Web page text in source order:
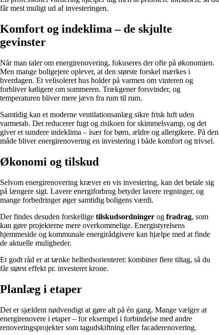
får mest muligt ud af investeringen.
Komfort og indeklima – de skjulte
gevinster
Når man taler om energirenovering, fokuseres der ofte på økonomien.
Men mange boligejere oplever, at den største forskel mærkes i
hverdagen. Et velisoleret hus holder på varmen om vinteren og
forbliver køligere om sommeren. Trækgener forsvinder, og
temperaturen bliver mere jævn fra rum til rum.
Samtidig kan et moderne ventilationsanlæg sikre frisk luft uden
varmetab. Det reducerer fugt og risikoen for skimmelsvamp, og det
giver et sundere indeklima – især for børn, ældre og allergikere. På den
måde bliver energirenovering en investering i både komfort og trivsel.
Økonomi og tilskud
Selvom energirenovering kræver en vis investering, kan det betale sig
på længere sigt. Lavere energiforbrug betyder lavere regninger, og
mange forbedringer øger samtidig boligens værdi.
Der findes desuden forskellige tilskudsordninger og fradrag, som
kan gøre projekterne mere overkommelige. Energistyrelsens
hjemmeside og kommunale energirådgivere kan hjælpe med at finde
de aktuelle muligheder.
Et godt råd er at tænke helhedsorienteret: kombiner flere tiltag, så du
får størst effekt pr. investeret krone.
Planlæg i etaper
Det er sjældent nødvendigt at gøre alt på én gang. Mange vælger at
energirenovere i etaper – for eksempel i forbindelse med andre
renoveringsprojekter som tagudskiftning eller facaderenovering.